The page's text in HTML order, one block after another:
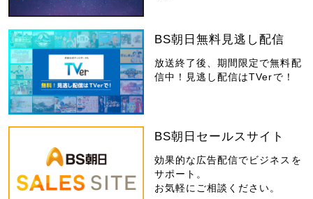
BS朝日無料見逃し配信
放送終了後、期間限定で無料配
信中！見逃し配信はTVerで！
BS朝日セールスサイト
効果的な広告配信でビジネスを
サポート。
お気軽にご相談ください。